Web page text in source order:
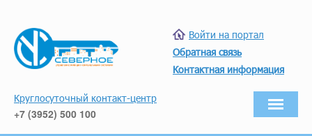
Войти на портал
Обратная связь
Контактная информация
Круглосуточный контакт-центр
+7 (3952) 500 100